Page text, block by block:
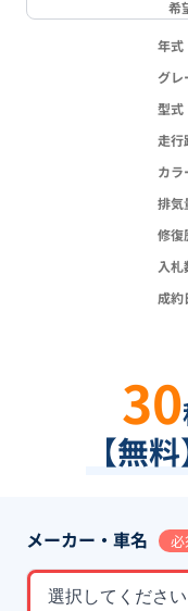
希
年式
グレ
型式
走行
カラ
排気
修復
入札
成約
30
【無
メーカー・車名
選択してください